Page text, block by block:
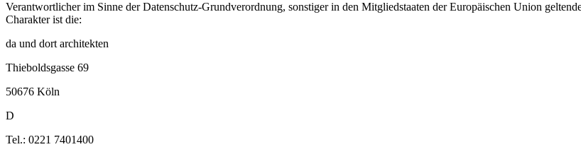
Verantwortlicher im Sinne der Datenschutz-Grundverordnung, sonstiger in den Mitgliedstaaten der Europäischen Union
Charakter ist die:
da und dort architekten
Thieboldsgasse 69
50676 Köln
D
Tel.: 0221 7401400